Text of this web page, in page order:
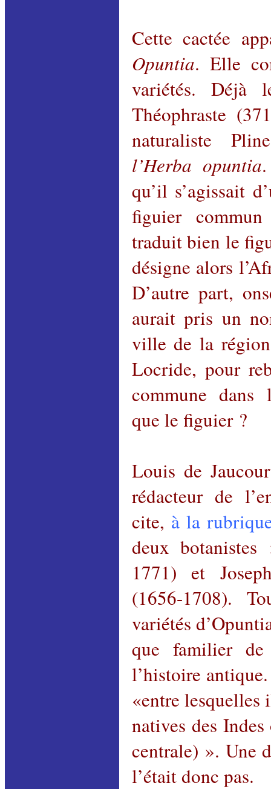
Cette cactée
Opuntia. Elle
variétés. Déjà
Théophraste
naturaliste
l’Herba opuntia
qu’il s’agissait
figuier
traduit bien le
désigne alors
D’autre part,
aurait pris un
ville de la
Locride, pour
commune dans
que le figuier ?
Louis de
rédacteur de
cite, à la
deux
1771) et
(1656-1708).
variétés
que familier
l’histoire
«entre lesquelles
natives des
centrale) ». Une
l’était donc pas.